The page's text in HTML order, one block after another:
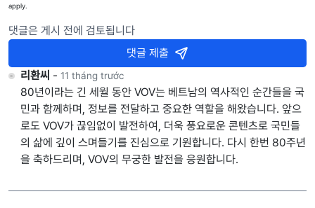
apply.
댓글은 게시 전에 검토됩니다
댓글 제출
리환씨 - 11 tháng trước
80년이라는 긴 세월 동안 VOV는 베트남의 역사적인 순간들을 국
민과 함께하며, 정보를 전달하고 중요한 역할을 해왔습니다. 앞으
로도 VOV가 끊임없이 발전하여, 더욱 풍요로운 콘텐츠로 국민들
의 삶에 깊이 스며들기를 진심으로 기원합니다. 다시 한번 80주년
을 축하드리며, VOV의 무궁한 발전을 응원합니다.